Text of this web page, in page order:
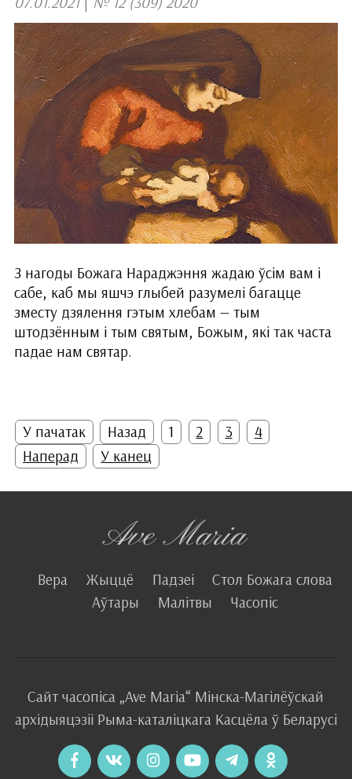
З нагоды Божага Нараджэння жадаю ўсім вам і
сабе, каб мы яшчэ глыбей разумелі багацце
зместу дзялення гэтым хлебам — тым
штодзённым і тым святым, Божым, які так часта
падае нам святар.
У пачатак Назад 1 2 3
4
Наперад
У канец
Вера Жыццё Падзеі
Стол Божага слова
Аўтары
Малітвы Часопіс
Сайт часопіса „Ave Maria“ Мінска-Магілёўскай
архідыяцэзіі Рыма-каталіцкагаКасцёла ў Беларусі